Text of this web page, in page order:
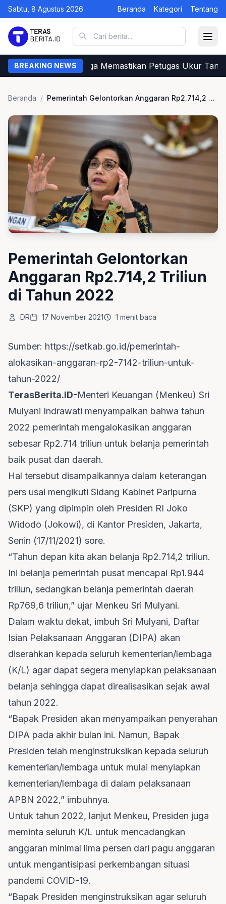
Sabtu, 8 Agustus 2026 Beranda Kategori Tentang
BREAKING NEWS
Begini Cara Warga Memastikan Petugas Ukur Tanah
Beranda / Pemerintah Gelontorkan Anggaran Rp2.714,2 Triliun di Tahun 2022
Pemerintah Gelontorkan
Anggaran Rp2.714,2 Triliun
di Tahun 2022
DR 17 November 2021 1 menit baca
Sumber: https://setkab.go.id/pemerintah-
alokasikan-anggaran-rp2-7142-triliun-untuk-
tahun-2022/
TerasBerita.ID-Menteri Keuangan (Menkeu) Sri
Mulyani Indrawati menyampaikan bahwa tahun
2022 pemerintah mengalokasikan anggaran
sebesar Rp2.714 triliun untuk belanja pemerintah
baik pusat dan daerah.
Hal tersebut disampaikannya dalam keterangan
pers usai mengikuti Sidang Kabinet Paripurna
(SKP) yang dipimpin oleh Presiden RI Joko
Widodo (Jokowi), di Kantor Presiden, Jakarta,
Senin (17/11/2021) sore.
“Tahun depan kita akan belanja Rp2.714,2 triliun.
Ini belanja pemerintah pusat mencapai Rp1.944
triliun, sedangkan belanja pemerintah daerah
Rp769,6 triliun,” ujar Menkeu Sri Mulyani.
Dalam waktu dekat, imbuh Sri Mulyani, Daftar
Isian Pelaksanaan Anggaran (DIPA) akan
diserahkan kepada seluruh kementerian/lembaga
(K/L) agar dapat segera menyiapkan pelaksanaan
belanja sehingga dapat direalisasikan sejak awal
tahun 2022.
“Bapak Presiden akan menyampaikan penyerahan
DIPA pada akhir bulan ini. Namun, Bapak
Presiden telah menginstruksikan kepada seluruh
kementerian/lembaga untuk mulai menyiapkan
kementerian/lembaga di dalam pelaksanaan
APBN 2022,” imbuhnya.
Untuk tahun 2022, lanjut Menkeu, Presiden juga
meminta seluruh K/L untuk mencadangkan
anggaran minimal lima persen dari pagu anggaran
untuk mengantisipasi perkembangan situasi
pandemi COVID-19.
“Bapak Presiden menginstruksikan agar seluruh